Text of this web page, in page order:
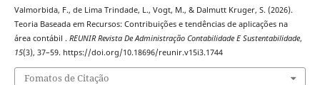
Valmorbida, F., de Lima Trindade, L., Vogt, M., & Dalmutt Kruger, S. (2026).
Teoria Baseada em Recursos: Contribuições e tendências de aplicações na
área contábil . REUNIR Revista De Administração Contabilidade E Sustentabilidade,
15(3), 37–59. https://doi.org/10.18696/reunir.v15i3.1744
Fomatos de Citação